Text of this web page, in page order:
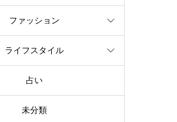
ファッション
ライフスタイル
占い
未分類